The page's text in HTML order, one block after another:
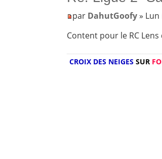
par DahutGoofy» Lun
Content pour le RC
CROIX DES NEIGES SUR